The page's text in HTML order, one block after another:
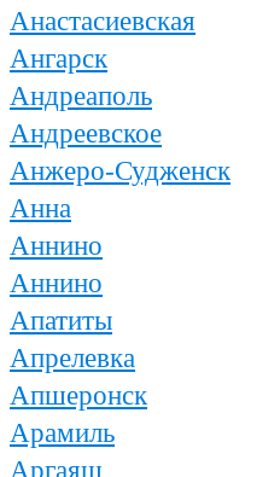
Анастасиевская
Ангарск
Андреаполь
Андреевское
Анжеро-Судженск
Анна
Аннино
Аннино
Апатиты
Апрелевка
Апшеронск
Арамиль
Аргаяш